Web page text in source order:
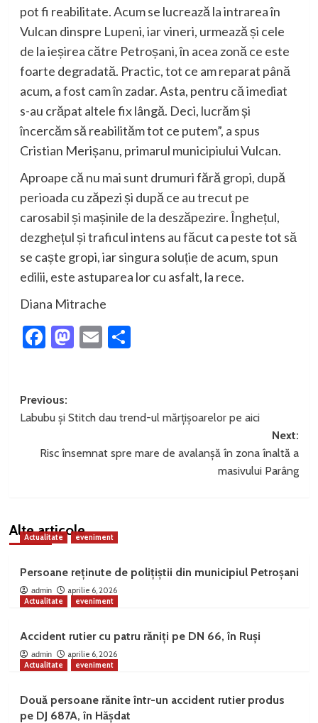
pot fi reabilitate. Acum se lucrează la intrarea în
Vulcan dinspre Lupeni, iar vineri, urmează și cele
de la ieșirea către Petroșani, în acea zonă ce este
foarte degradată. Practic, tot ce am reparat până
acum, a fost cam în zadar. Asta, pentru că imediat
s-au crăpat altele fix lângă. Deci, lucrăm și
încercăm să reabilităm tot ce putem”, a spus
Cristian Merișanu, primarul municipiului Vulcan.
Aproape că nu mai sunt drumuri fără gropi, după
perioada cu zăpezi și după ce au trecut pe
carosabil și mașinile de la deszăpezire. Înghețul,
dezghețul și traficul intens au făcut ca peste tot să
se caște gropi, iar singura soluție de acum, spun
edilii, este astuparea lor cu asfalt, la rece.
Diana Mitrache
Facebook
Mastodon
EmailPartajează
Post
navigation
Previous:
Labubu și Stitch dau trend-ul mărțișoarelor pe aici
Next:
Risc însemnat spre mare de avalanșă în zona înaltă a
masivului Parâng
Alte articole
Actualitate eveniment
Persoane reținute de polițiștii din municipiul Petroșani
admin
aprilie 6, 2026
Actualitate
eveniment
Accident rutier cu patru răniți pe DN 66, în Ruși
admin
aprilie 6, 2026
Actualitate
eveniment
Două persoane rănite într-un accident rutier produs
pe DJ 687A, în Hășdat